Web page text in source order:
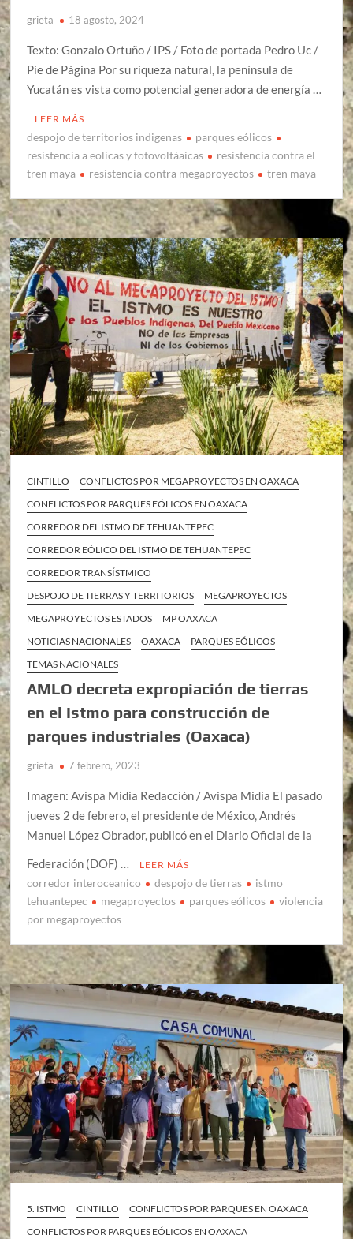
grieta 18 agosto, 2024
Texto: Gonzalo Ortuño / IPS / Foto de portada Pedro Uc /
Pie de Página Por su riqueza natural, la península de
Yucatán es vista como potencial generadora de energía …
LEER MÁS
despojo de territorios indigenas
parques eólicos
resistencia a eolicas y fotovoltáaicas
resistencia contra el
tren maya
resistencia contra megaproyectos tren maya
CINTILLO
CONFLICTOS POR MEGAPROYECTOS EN OAXACA
CONFLICTOS POR PARQUES EÓLICOS EN OAXACA
CORREDOR DEL ISTMO DE TEHUANTEPEC
CORREDOR EÓLICO DEL ISTMO DE TEHUANTEPEC
CORREDOR TRANSÍSTMICO
DESPOJO DE TIERRAS Y TERRITORIOS
MEGAPROYECTOS
MEGAPROYECTOS ESTADOS
MP OAXACA
NOTICIAS NACIONALES
OAXACA
PARQUES EÓLICOS
TEMAS NACIONALES
AMLO decreta expropiación de tierras
en el Istmo para construcción de
parques industriales (Oaxaca)
grieta 7 febrero, 2023
Imagen: Avispa Midia Redacción / Avispa Midia El pasado
jueves 2 de febrero, el presidente de México, Andrés
Manuel López Obrador, publicó en el Diario Oficial de la
Federación (DOF) …
LEER MÁS
corredor interoceanico despojo de tierras
istmo
tehuantepec
megaproyectos parques eólicos
violencia
por megaproyectos
5. ISTMO CINTILLO
CONFLICTOS POR PARQUES EN OAXACA
CONFLICTOS POR PARQUES EÓLICOS EN OAXACA